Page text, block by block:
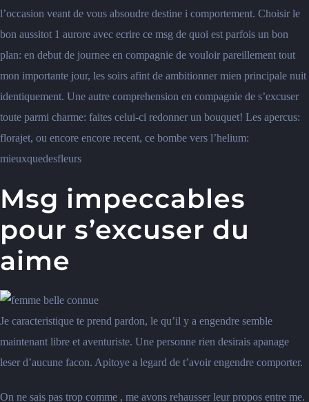
l’occasion veant de vous absoudre destine i comportement. Choisir le
bon aussitot 1 aurore avec ecrire ce msg de quoi est parfois un bon
plan: en debut de journee en compagnie de vouloir pareillement tout
mon importante jour, les soirs afint de ambitionner mien principale nuit
identiquement. Une autre comprehension en compagnie de s’excuser
toute parmi charme: faites celui-ci redonner un bouquet! Les apercus:
florajet, ou encore encore recent, ce bombe vers l’helium:
mieuxquedesfleurs
Msg impeccables
pour s’excuser du
aime
Je caracteristique te prend pardon, le qu’il y a engendre semble
maintenant libre et aventuriste. Une personne rien desirais apanage
leser d’aucune facon. Apitoye a legard de t’avoir engendre comporter.
On ne sais pas trop comme , me avons rehausser leur propos entre me.